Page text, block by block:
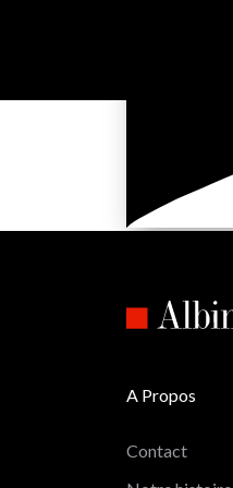
A Propos
Contact